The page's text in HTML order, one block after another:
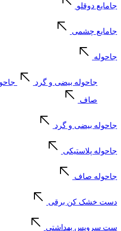
جامایع دوقلو
جامایع چشمی
جاحوله
جاحوله بیضی و گرد
صاف
جاحوله بیضی و گرد
جاحوله پلاستیکی
جاحوله صاف
دست خشک کن برقی
ست سرویس بهداشتی